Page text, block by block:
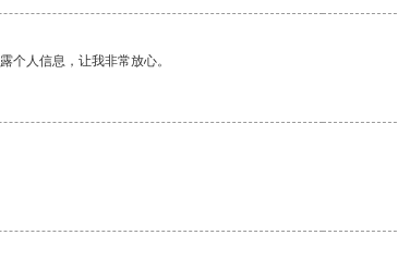
个人信息，让我非常放心。